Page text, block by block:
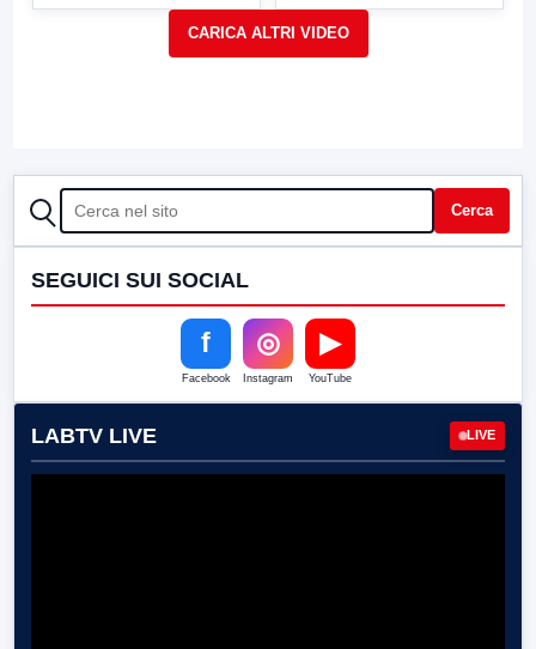
CERCA Cerca
SEGUICI SUI SOCIAL
f
Facebook
◎
Instagram
▶
YouTube
LABTV LIVE LIVE